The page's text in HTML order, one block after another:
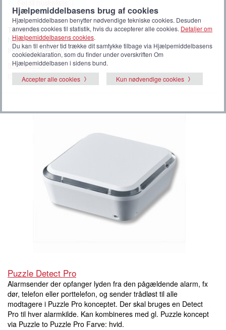
Tonax A/S
Niels Bohrs Vej 15
8660 Skanderborg
86 89 80 29
info@tonax.dk
Puzzle Detect Pro
Alarmsender der opfanger lyden fra den pågældende alarm, fx
dør, telefon eller porttelefon, og sender trådløst til alle
modtagere i Puzzle Pro konceptet. Der skal bruges en Detect
Pro til hver alarmkilde. Kan kombineres med gl. Puzzle koncept
via Puzzle to Puzzle Pro Farve: hvid.
Hjælpemiddelbasens brug af cookies
Hjælpemiddelbasen benytter nødvendige tekniske cookies. Desuden
anvendes cookies til statistik, hvis du accepterer alle cookies. Detaljer om
Hjælpemiddelbasens cookies.
Du kan til enhver tid trække dit samtykke tilbage via Hjælpemiddelbasens
cookiedeklaration, som du finder under overskriften Om
Hjælpemiddelbasen i sidens bund.
Accepter alle cookies
Kun nødvendige cookies